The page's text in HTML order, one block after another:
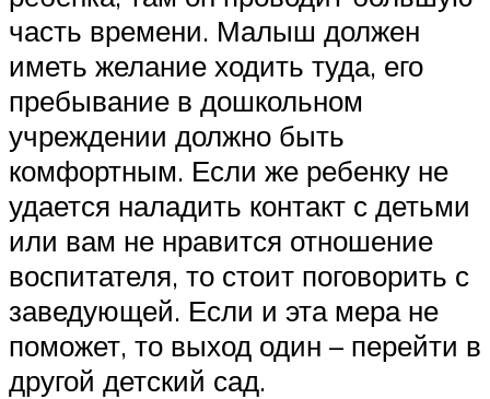
часть времени. Малыш должен
иметь желание ходить туда, его
пребывание в дошкольном
учреждении должно быть
комфортным. Если же ребенку не
удается наладить контакт с детьми
или вам не нравится отношение
воспитателя, то стоит поговорить с
заведующей. Если и эта мера не
поможет, то выход один – перейти в
другой детский сад.